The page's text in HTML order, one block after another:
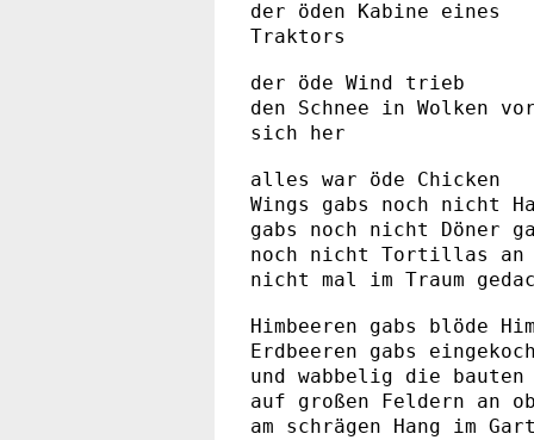
der öden Kabine eines
Traktors
der öde Wind trieb
den Schnee in Wolken
sich her
alles war öde Chicken
Wings gabs noch nicht
gabs noch nicht Döner
noch nicht Tortillas
nicht mal im Traum
Himbeeren gabs blöde
Erdbeeren gabs
und wabbelig die
auf großen Feldern an
am schrägen Hang im